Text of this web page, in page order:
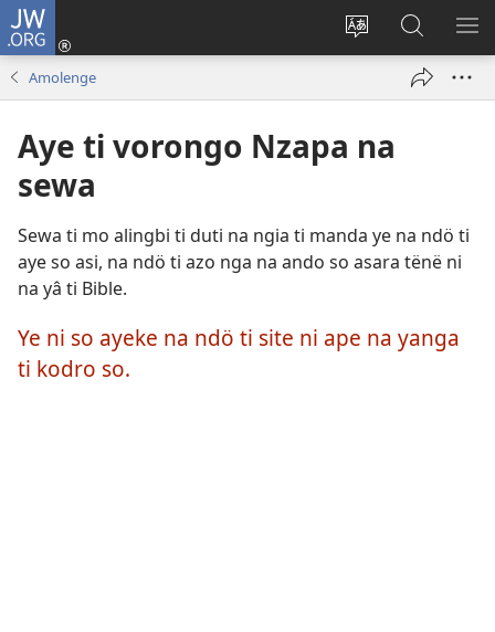
JW.ORG
Changé
so
ndö
ti
connecté
page)
Gingo
aye
na
FA
Amolenge
Aye ti vorongo Nzapa na
sewa
Sewa ti mo alingbi ti duti na ngia ti manda ye na ndö ti
aye so asi, na ndö ti azo nga na ando so asara tënë ni
na yâ ti Bible.
Ye ni so ayeke na ndö ti site ni ape na yanga
ti kodro so.